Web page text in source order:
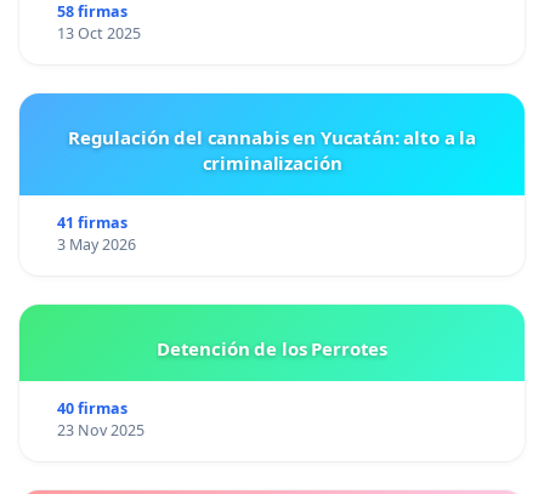
58 firmas
13 Oct 2025
Regulación del cannabis en Yucatán: alto a la
criminalización
41 firmas
3 May 2026
Detención de los Perrotes
40 firmas
23 Nov 2025